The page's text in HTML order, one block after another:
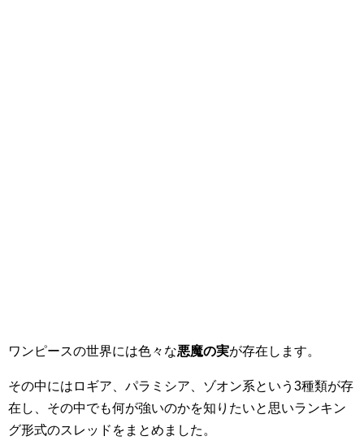
ワンピースの世界には色々な悪魔の実が存在します。
その中にはロギア、パラミシア、ゾオン系という3種類が存
在し、その中でも何が強いのかを知りたいと思いランキン
グ形式のスレッドをまとめました。